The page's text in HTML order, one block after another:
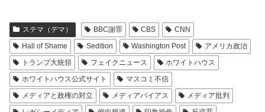
ステマ（デマ） BBC謝罪 CBS
CNN
Hall of Shame
Sedition Washington Post
アメリカ政治
トランプ大統領
フェイクニュース
ホワイトハウス
ホワイトハウス公式サイト
マスコミ不信
メディアと政権の対立
メディアバイアス
メディア批判